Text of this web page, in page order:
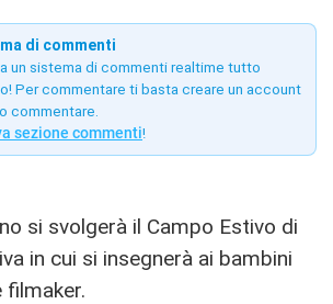
di commenti
un sistema di commenti realtime tutto
Per commentare ti basta creare un account
commentare.
sezione commenti!
si svolgerà il Campo Estivo di
in cui si insegnerà ai bambini
filmaker.